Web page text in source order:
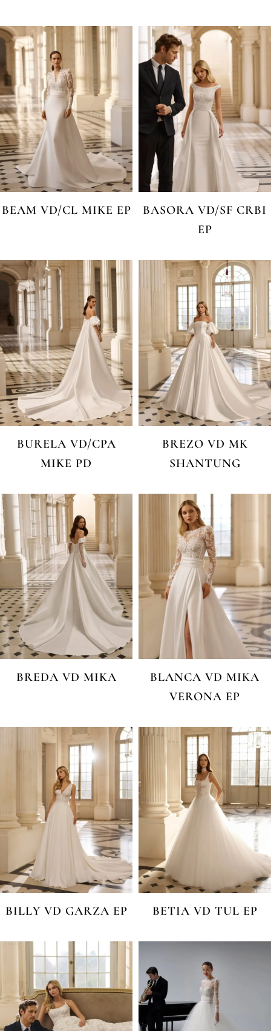
BEAM VD/CL MIKE EP
BASORA VD/SF CRBI
EP
BURELA VD/CPA
MIKE PD
BREZO VD MK
SHANTUNG
BREDA VD MIKA
BLANCA VD MIKA
VERONA EP
BILLY VD GARZA EP BETIA VD TUL EP